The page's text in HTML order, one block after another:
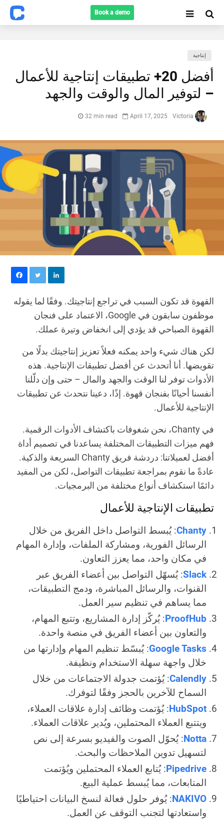
Book a demo
Search
إنتاجية
أفضل 20+ تطبيقات إنتاجية للأعمال
– لتوفير المال والوقت والجهد
April 17, 2025
32 min read
القهوة قد تكون السبب في تراجع إنتاجيتك. وفقًا لما يقوله
موظفون سابقون في Google، الاعتماد على فنجان
القهوة الصباحي قد يؤدي إلى انخفاض وتيرة عملك.
لكن هناك شيء واحد يمكنه فعلاً تعزيز إنتاجيتك بدلًا من
تقويضها. أنا أتحدث عن أفضل تطبيقات الإنتاجية. هذه
الأدوات توفر لنا الوقت والجهد والمال – حتى وإن دلّلنا
أنفسنا أحيانًا بفنجان قهوة. إذًا، دعينا نتحدث عن تطبيقات
الإنتاجية للأعمال.
في Chanty، نحن شغوفات باكتشاف الأدوات الرقمية.
فهم ميزات التطبيقات المختلفة يساعدنا في تصميم أداة
أفضل لعميلاتنا: دردشة فريق Chanty السريعة والذكية.
عادةً ما نقوم بمراجعة تطبيقات التواصل، لكن من المفيد
دائمًا استكشاف أنواع مختلفة من البرمجيات.
تطبيقات الإنتاجية للأعمال
Chanty: يُبسط التواصل داخل الفريق من خلال
الرسائل الفورية، ومشاركة الملفات، وإدارة المهام
في مكان واحد، مما يعزز التعاون.
Slack: يُسهّل التواصل بين أعضاء الفريق عبر
القنوات، والرسائل المباشرة، ودمج التطبيقات،
مما يساهم في تنظيم سير العمل.
ProofHub: يُركّز إدارة المشاريع، وتتبع المهام،
والتعاون بين أعضاء الفريق في منصة واحدة.
Google Tasks: يُبسّط تنظيم المهام وإدارتها من
خلال واجهة سهلة الاستخدام ونظيفة.
Calendly: يُؤتمت جدولة الاجتماعات من خلال
السماح للآخرين بالحجز وفقًا لتوفرك.
HubSpot: يُؤتمت وظائف إدارة علاقات العملاء،
ويتتبع العملاء المحتملين، ويُدير علاقات العملاء.
Notta: يُحوّل الصوت والفيديو بسرعة إلى نص
لتسهيل تدوين الملاحظات والبحث.
Pipedrive: يُتابع العملاء المحتملين ويُؤتمت
المتابعات، مما يُبسط عملية البيع.
NAKIVO: يُوفر حلول فعالة لنسخ البيانات احتياطيًا
واستعادتها لتجنب التوقف عن العمل.